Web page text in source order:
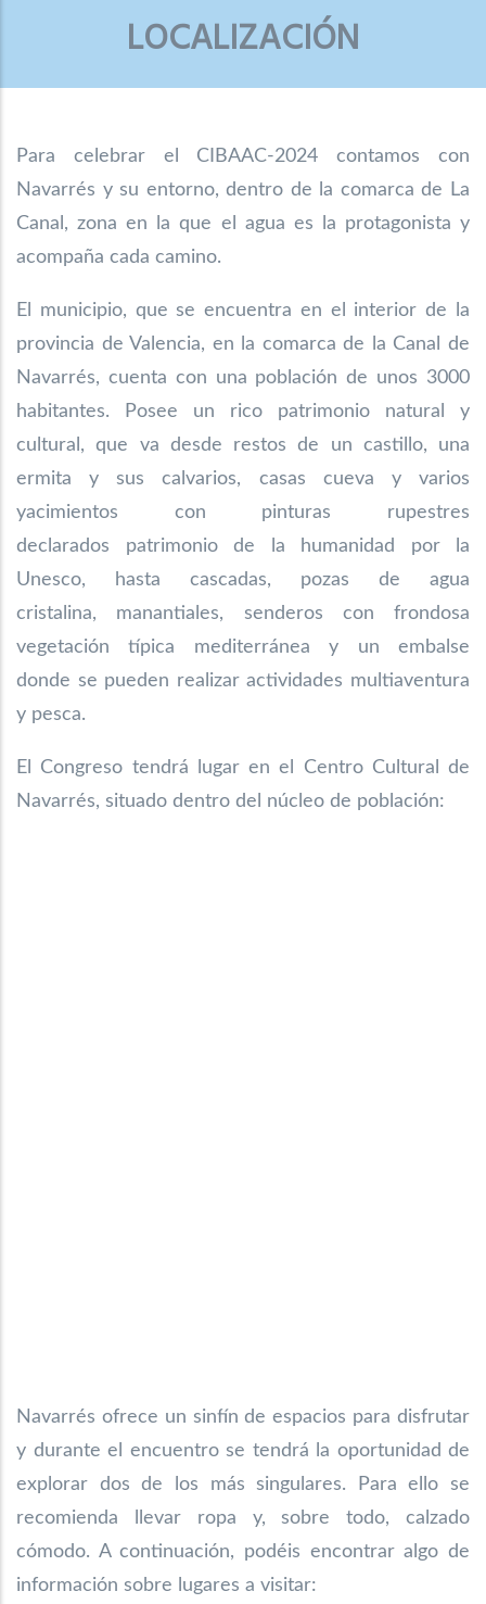
LOCALIZACIÓN
Para celebrar el CIBAAC-2024 contamos con
Navarrés y su entorno, dentro de la comarca de La
Canal, zona en la que el agua es la protagonista y
acompaña cada camino.
El municipio, que se encuentra en el interior de la
provincia de Valencia, en la comarcade la Canal de
Navarrés, cuenta con una población de unos 3000
habitantes. Posee un rico patrimonio natural y
cultural, que va desde restos de un castillo, una
ermita y suscalvarios, casas cueva y varios
yacimientos con pinturas rupestres
declarados patrimonio de la humanidad por la
Unesco, hasta cascadas, pozas de agua
cristalina, manantiales, senderos con frondosa
vegetación típica mediterránea y un embalse
donde se pueden realizar actividades multiaventura
y pesca.
El Congreso tendrá lugar en el Centro Cultural de
Navarrés, situado dentro del núcleo de población:
Navarrés ofrece un sinfín de espacios para disfrutar
y durante el encuentro se tendrá la oportunidad de
explorar dos de los más singulares. Para ello se
recomienda llevar ropa y, sobre todo, calzado
cómodo. A continuación, podéis encontrar algo de
información sobre lugares a visitar: